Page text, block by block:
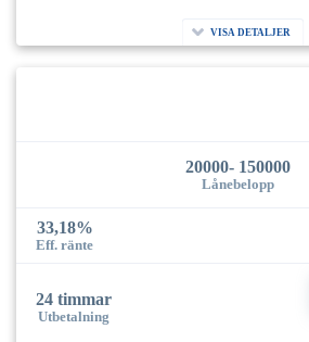
VISA DETALJER
20000- 150000
Lånebelopp
33,18%
Eff. ränte
24 timmar
Utbetalning